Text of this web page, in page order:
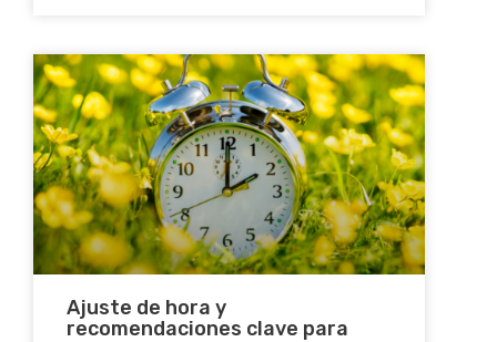
Ajuste de hora y
recomendaciones clave para